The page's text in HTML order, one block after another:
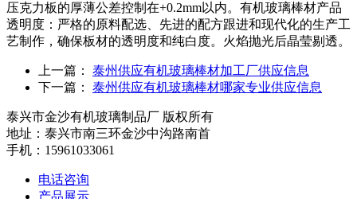
压克力板的厚薄公差控制在+0.2mm以内。有机玻璃棒材产品
透明度：严格的原料配选、先进的配方跟进和现代化的生产工
艺制作，确保板材的透明度和纯白度。火焰抛光后晶莹剔透。
上一篇：
泰州供应有机玻璃棒材加工厂供应信息
下一篇：
泰州供应有机玻璃棒材哪家专业供应信息
泰兴市金沙有机玻璃制品厂 版权所有
地址：泰兴市南三环金沙中沟路南首
手机：15961033061
电话咨询